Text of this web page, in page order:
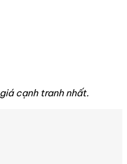
cạnh tranh nhất.